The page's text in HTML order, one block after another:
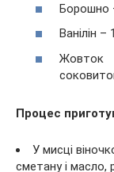
Борошно
Ванілін –
Жовток
Процес
У мисці
сметану і масло,